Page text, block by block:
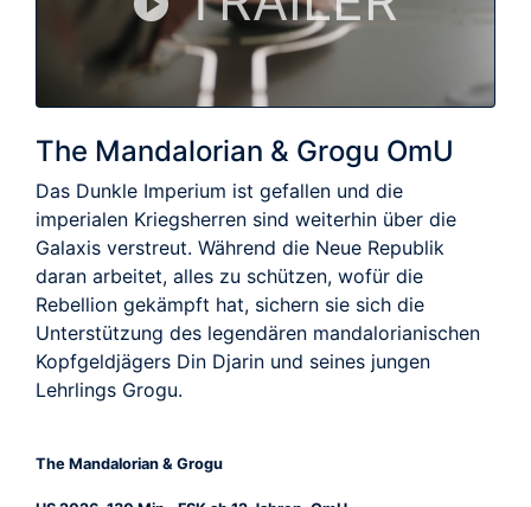
The Mandalorian & Grogu OmU
Das Dunkle Imperium ist gefallen und die
imperialen Kriegsherren sind weiterhin über die
Galaxis verstreut. Während die Neue Republik
daran arbeitet, alles zu schützen, wofür die
Rebellion gekämpft hat, sichern sie sich die
Unterstützung des legendären mandalorianischen
Kopfgeldjägers Din Djarin und seines jungen
Lehrlings Grogu.
The Mandalorian & Grogu